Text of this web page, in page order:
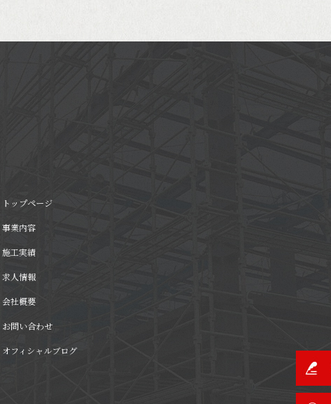
トップページ
事業内容
施工実績
求人情報
会社概要
お問い合わせ
オフィシャルブログ